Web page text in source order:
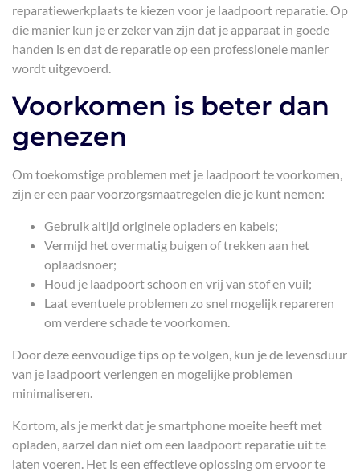
reparatiewerkplaats te kiezen voor je laadpoort reparatie. Op
die manier kun je er zeker van zijn dat je apparaat in goede
handen is en dat de reparatie op een professionele manier
wordt uitgevoerd.
Voorkomen is beter dan
genezen
Om toekomstige problemen met je laadpoort te voorkomen,
zijn er een paar voorzorgsmaatregelen die je kunt nemen:
Gebruik altijd originele opladers en kabels;
Vermijd het overmatig buigen of trekken aan het
oplaadsnoer;
Houd je laadpoort schoon en vrij van stof en vuil;
Laat eventuele problemen zo snel mogelijk repareren
om verdere schade te voorkomen.
Door deze eenvoudige tips op te volgen, kun je de levensduur
van je laadpoort verlengen en mogelijke problemen
minimaliseren.
Kortom, als je merkt dat je smartphone moeite heeft met
opladen, aarzel dan niet om een laadpoort reparatie uit te
laten voeren. Het is een effectieve oplossing om ervoor te